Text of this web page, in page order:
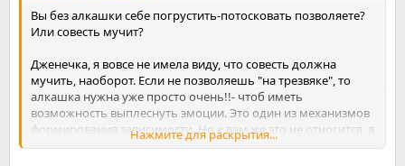
Вы без алкашки себе погрустить-потосковать позволяете?
Или совесть мучит?
Дженечка, я вовсе не имела виду, что совесть должна
мучить, наоборот. Если не позволяешь "на трезвяке", то
алкашка нужна уже просто очень!!- чтоб иметь
возможность выплеснуть эмоции. Это один из механизмов
формирования зависимости. Но к вам же это не относится, я
правильно понимаю?
Нажмите для раскрытия...